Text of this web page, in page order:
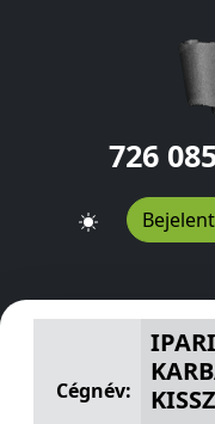
726
IPARI SZERVIZ
Cégnév: